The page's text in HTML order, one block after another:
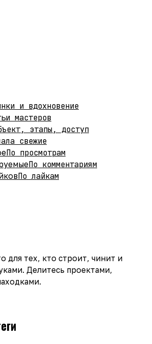
и вдохновение
мастеров
этапы, доступ
свежие
По просмотрам
По комментариям
По лайкам
для тех, кто строит, чинит и
Делитесь проектами,